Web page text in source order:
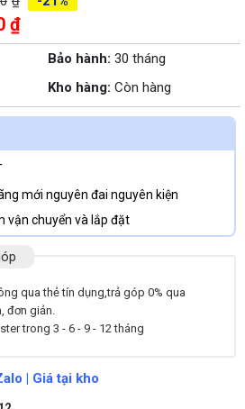
₫
Bảo hành: 30 tháng
Kho hàng: Còn hàng
mới nguyên đai nguyên kiện
vận chuyển và lắp đặt
qua thẻ tín dụng,trả góp 0% qua
đơn giản.
trong 3 - 6 - 9 - 12 tháng
| Giá tại kho